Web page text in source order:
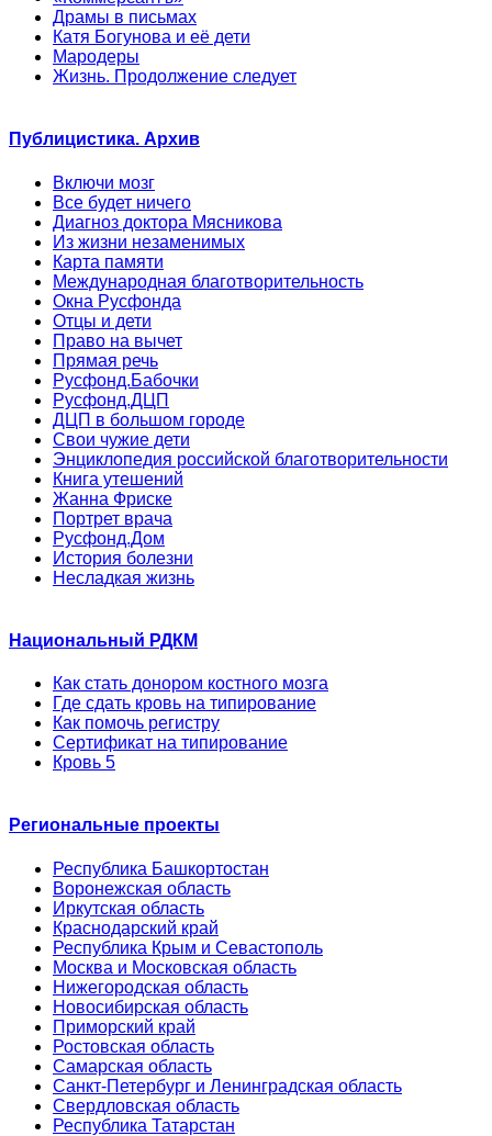
Драмы в письмах
Катя Богунова и её дети
Мародеры
Жизнь. Продолжение следует
Публицистика. Архив
Включи мозг
Все будет ничего
Диагноз доктора Мясникова
Из жизни незаменимых
Карта памяти
Международная благотворительность
Окна Русфонда
Отцы и дети
Право на вычет
Прямая речь
Русфонд.Бабочки
Русфонд.ДЦП
ДЦП в большом городе
Свои чужие дети
Энциклопедия российской благотворительности
Книга утешений
Жанна Фриске
Портрет врача
Русфонд.Дом
История болезни
Несладкая жизнь
Национальный РДКМ
Как стать донором костного мозга
Где сдать кровь на типирование
Как помочь регистру
Сертификат на типирование
Кровь 5
Региональные проекты
Республика Башкортостан
Воронежская область
Иркутская область
Краснодарский край
Республика Крым и Севастополь
Москва и Московская область
Нижегородская область
Новосибирская область
Приморский край
Ростовская область
Самарская область
Санкт-Петербург и Ленинградская область
Свердловская область
Республика Татарстан